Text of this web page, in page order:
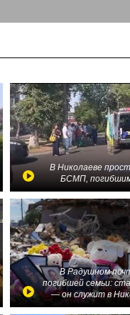
В Николаеве
БСМП,
В Радушном
погибшей семьи:
— он служит в